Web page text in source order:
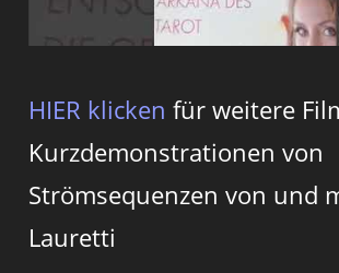
HIER klicken für weitere
Kurzdemonstrationen von
Strömsequenzen von und
Lauretti